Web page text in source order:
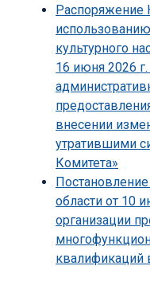
Распоряжение
культурного
16 июня 2026
внесении
утратившими
Комитета»
области от 10
организации
квалификаций